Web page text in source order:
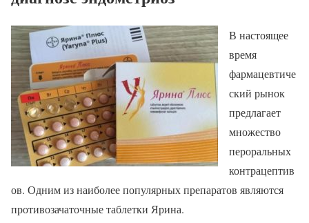
В настоящее
время
фармацевтиче
ский рынок
предлагает
множество
пероральных
контрацептив
ов. Одним из наиболее популярных препаратов являются
противозачаточные таблетки Ярина.